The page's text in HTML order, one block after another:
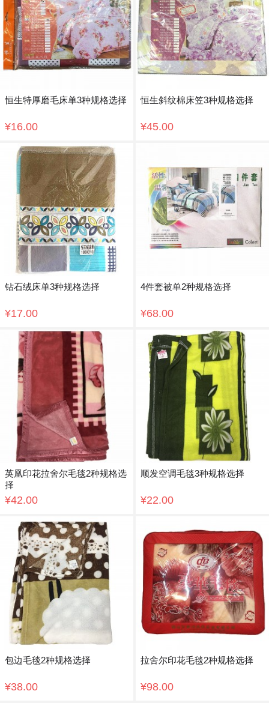
恒生特厚磨毛床单3种规格选择
¥16.00
恒生斜纹棉床笠3种规格选择
¥45.00
钻石绒床单3种规格选择
¥17.00
4件套被单2种规格选择
¥68.00
英凰印花拉舍尔毛毯2种规格选
择
¥42.00
顺发空调毛毯3种规格选择
¥22.00
包边毛毯2种规格选择
¥38.00
拉舍尔印花毛毯2种规格选择
¥98.00